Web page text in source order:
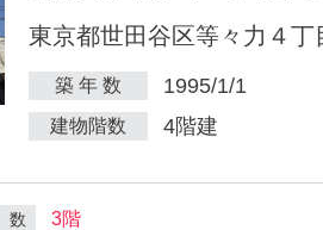
東京都世田谷区等々力４丁
築 年 数 1995/1/1
建物階数 4階建
3階